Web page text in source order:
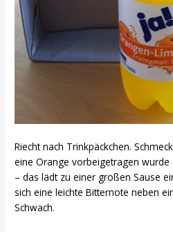
Riecht nach Trinkpäckchen.
eine Orange vorbeigetragen
– das lädt zu einer großen Sause
sich eine leichte Bitternote neben
Schwach.